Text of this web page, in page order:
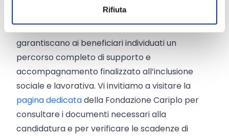
Rifiuta
da organizzazioni non-profit, che si propongano
di avviare nuovi interventi abitativi e che
garantiscano ai beneficiari individuati un
percorso completo di supporto e
accompagnamento finalizzato all’inclusione
sociale e lavorativa. Vi invitiamo a visitare la
pagina dedicatadella Fondazione Cariplo per
consultare i documenti necessari alla
candidatura e per verificare le scadenze di